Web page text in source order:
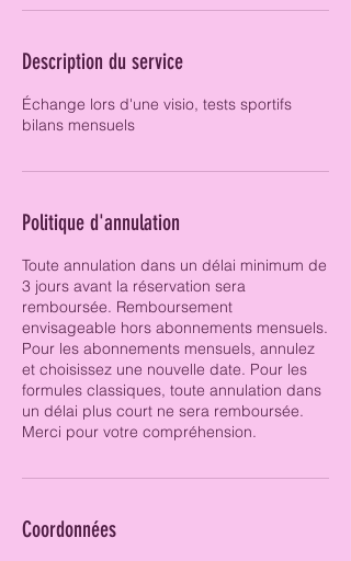
Description du service
Échange lors d'une visio, tests sportifs
bilans mensuels
Politique d'annulation
Toute annulation dans un délai minimum de
3 jours avant la réservation sera
remboursée. Remboursement
envisageable hors abonnements mensuels.
Pour les abonnements mensuels, annulez
et choisissez une nouvelle date. Pour les
formules classiques, toute annulation dans
un délai plus court ne sera remboursée.
Merci pour votre compréhension.
Coordonnées